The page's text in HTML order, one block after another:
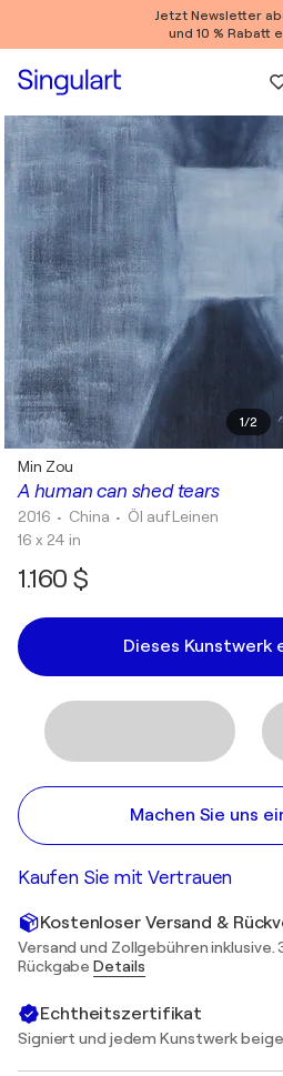
Jetzt Newsletter
und 10 % Rabatt
1/2
A human can shed tears
Min Zou
2016 • China • Öl auf Leinen
16 x 24 in
1.160 $
Dieses Kunstwerk
Machen Sie uns
Kaufen Sie mit Vertrauen
Kostenloser Versand &
Versand und Zollgebühren
RückgabeDetails
Echtheitszertifikat
Signiert und jedem Kunstwerk